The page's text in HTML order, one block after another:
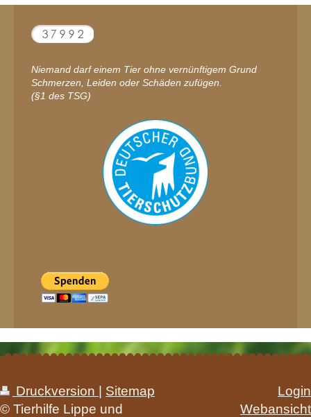
Niemand darf einem Tier ohne vernünftigem Grund
Schmerzen, Leiden oder Schäden zufügen.
(§1 des TSG)
Druckversion | Sitemap
© Tierhilfe Lippe und
Login
Webansicht